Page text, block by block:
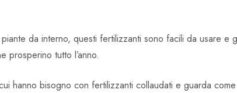
da interno, questi fertilizzanti sono facili da usare e
prosperino tutto l’anno.
bisogno con fertilizzanti collaudati e guarda